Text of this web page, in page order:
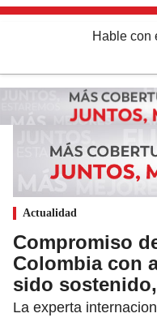
Hable con
Actualidad
Compromiso
Colombia con
sido
La experta